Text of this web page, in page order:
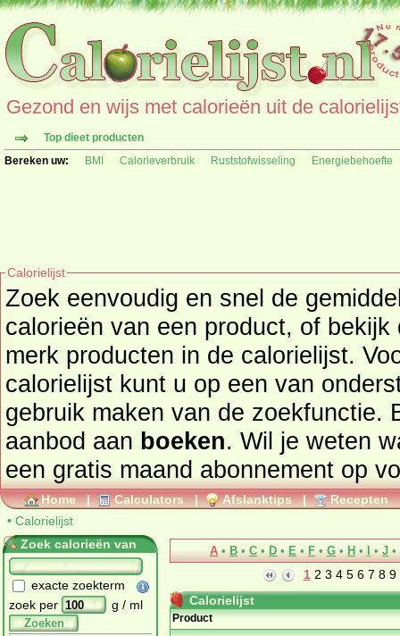
Gezond en wijs met calorieën uit de
Top dieet producten
Bereken uw:
BMI Calorieverbruik Ruststofwisseling Energiebehoefte
Calorielijst
Zoek eenvoudig en snel de
calorieën van een product, of
merk producten in de calorielijst.
calorielijst kunt u op een van
gebruik maken van de zoekfunctie.
aanbod aan boeken. Wil je weten
een gratis maand abonnement op
Home | Calculators | Afslanktips | Recepten
• Calorielijst
Zoek calorieën van
exacte zoekterm
zoek per
g / ml
Zoeken
A • B • C • D • E • F • G • H • • J •
1 2 3 4 5 6 7 8 9
Calorielijst
Product